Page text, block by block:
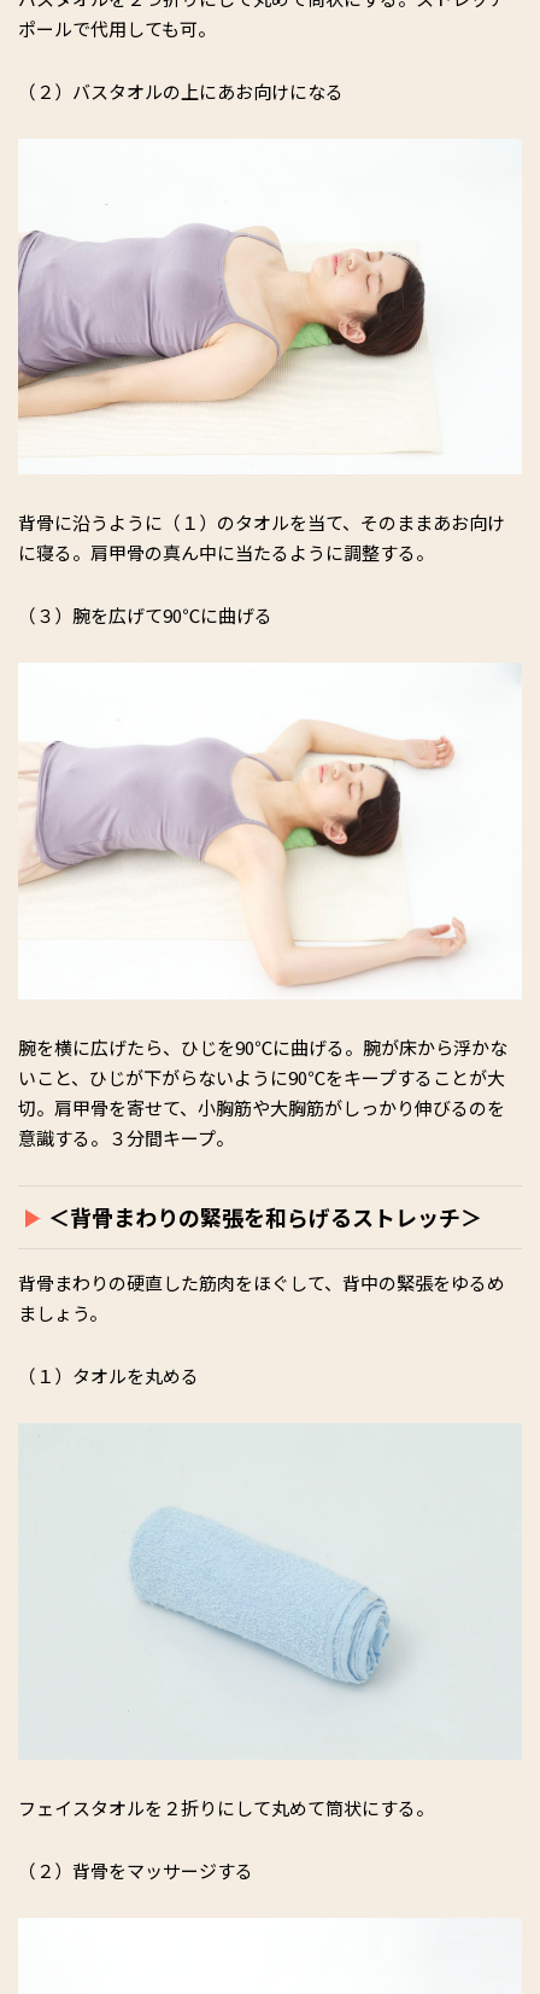
ポールで代用しても可。
（２）バスタオルの上にあお向けになる
背骨に沿うように（１）のタオルを当て、そのままあお向け
に寝る。肩甲骨の真ん中に当たるように調整する。
（３）腕を広げて90℃に曲げる
腕を横に広げたら、ひじを90℃に曲げる。腕が床から浮かな
いこと、ひじが下がらないように90℃をキープすることが大
切。肩甲骨を寄せて、小胸筋や大胸筋がしっかり伸びるのを
意識する。３分間キープ。
＜背骨まわりの緊張を和らげるストレッチ＞
背骨まわりの硬直した筋肉をほぐして、背中の緊張をゆるめ
ましょう。
（１）タオルを丸める
フェイスタオルを２折りにして丸めて筒状にする。
（２）背骨をマッサージする